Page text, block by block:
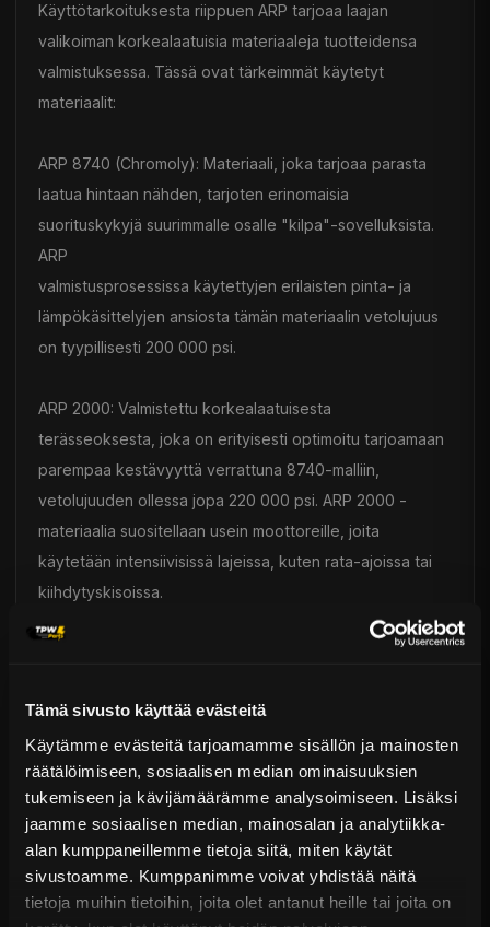
Tämä sivusto käyttää evästeitä
Käytämme evästeitä tarjoamamme sisällön ja mainosten
räätälöimiseen, sosiaalisen median ominaisuuksien
tukemiseen ja kävijämäärämme analysoimiseen. Lisäksi
jaamme sosiaalisen median, mainosalan ja analytiikka-
alan kumppaneillemme tietoja siitä, miten käytät
sivustoamme. Kumppanimme voivat yhdistää näitä
tietoja muihin tietoihin, joita olet antanut heille tai joita on
Käyttötarkoituksesta riippuen ARP tarjoaa laajan
valikoiman korkealaatuisia materiaaleja tuotteidensa
valmistuksessa. Tässä ovat tärkeimmät käytetyt
materiaalit:
ARP 8740 (Chromoly): Materiaali, joka tarjoaa parasta
laatua hintaan nähden, tarjoten erinomaisia
suorituskykyjä suurimmalle osalle "kilpa"-sovelluksista.
ARP
valmistusprosessissa käytettyjen erilaisten pinta- ja
lämpökäsittelyjen ansiosta tämän materiaalin vetolujuus
on tyypillisesti 200 000 psi.
ARP 2000: Valmistettu korkealaatuisesta
terässeoksesta, joka on erityisesti optimoitu tarjoamaan
parempaa kestävyyttä verrattuna 8740-malliin,
vetolujuuden ollessa jopa 220 000 psi. ARP 2000 -
materiaalia suositellaan usein moottoreille, joita
käytetään intensiivisissä lajeissa, kuten rata-ajoissa tai
kiihdytyskisoissa.
kestävyyttä kuin ARP 2000 (260 000 psi vetolujuus).
L19-materiaalia suositellaan tehokkaille moottoreille, joita
käytetään intensiivisissä lajeissa, kuten rata-ajoissa tai
kiihdytyskisoissa. Toisin kuin ARP 2000 ja 8740, L19
valmistusmateriaali ei ole ruostumaton ja vaatii tiettyjä
varotoimenpiteitä käytössä.